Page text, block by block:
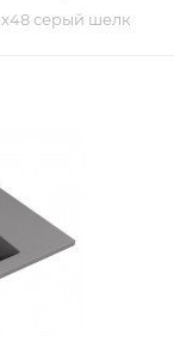
серый шелк